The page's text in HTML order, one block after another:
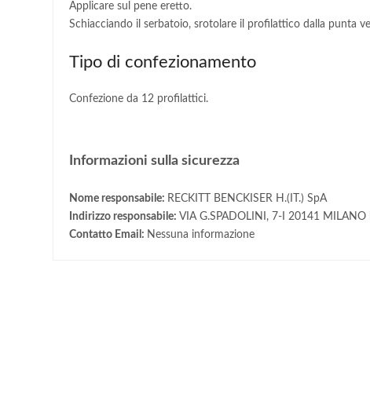
Applicare sul pene eretto.
Schiacciando il serbatoio, srotolare il profilattico dalla punta
Tipo di confezionamento
Confezione da 12 profilattici.
Informazioni sulla sicurezza
Nome responsabile: RECKITT BENCKISER H.(IT.) SpA
Indirizzo responsabile: VIA G.SPADOLINI, 7-I 20141 MILANO
Contatto Email: Nessuna informazione